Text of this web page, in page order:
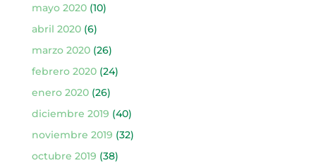
mayo 2020(10)
abril 2020(6)
marzo 2020(26)
febrero 2020(24)
enero 2020(26)
diciembre 2019 (40)
noviembre 2019 (32)
octubre 2019 (38)